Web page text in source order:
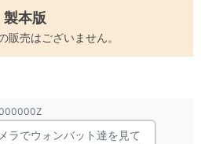
製本版
販売はございません。
ラでウォンバット達を見て